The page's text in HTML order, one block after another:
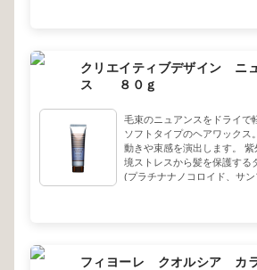
タバコなどの不快臭を抑える
クリエイティブデザイン ニ
ス ８０ｇ
毛束のニュアンスをドライで
ソフトタイプのヘアワックス
動きや束感を演出します。
境ストレスから髪を保護する
(プラチナナノコロイド、サン
トウキビエキス(保湿成分)配
フィヨーレ クオルシア カ